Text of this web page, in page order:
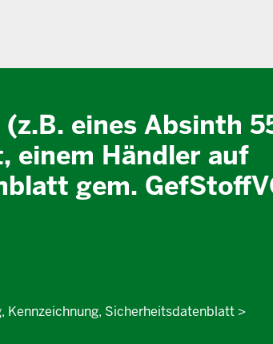
eines Absinth
einem Händler auf
gem.
Kennzeichnung, Sicherheitsdatenblatt >